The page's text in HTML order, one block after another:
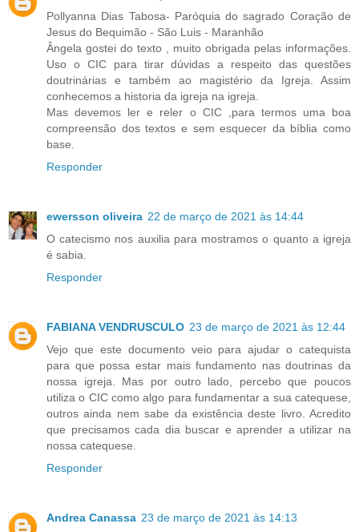
Pollyanna Dias Tabosa- Paróquia do sagrado Coração de
Jesus do Bequimão - São Luis - Maranhão
Ângela gostei do texto , muito obrigada pelas informações.
Uso o CIC para tirar dúvidas a respeito das questões
doutrinárias e também ao magistério da Igreja. Assim
conhecemos a historia da igreja na igreja.
Mas devemos ler e reler o CIC ,para termos uma boa
compreensão dos textos e sem esquecer da bíblia como
base.
Responder
ewersson oliveira 22 de março de 2021 às 14:44
O catecismo nos auxilia para mostramos o quanto a igreja
é sabia.
Responder
FABIANA VENDRUSCULO 23 de março de 2021 às 12:44
Vejo que este documento veio para ajudar o catequista
para que possa estar mais fundamento nas doutrinas da
nossa igreja. Mas por outro lado, percebo que poucos
utiliza o CIC como algo para fundamentar a sua catequese,
outros ainda nem sabe da existência deste livro. Acredito
que precisamos cada dia buscar e aprender a utilizar na
nossa catequese.
Responder
Andrea Canassa 23 de março de 2021 às 14:13